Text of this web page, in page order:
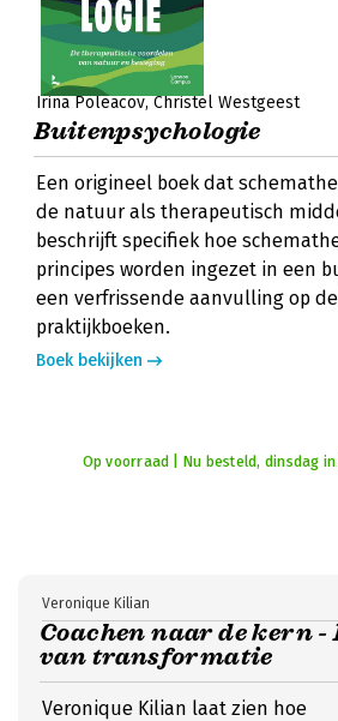
Irina Poleacov Christel Westgeest
Buitenpsychologie
Een origineel boek dat
de natuur als therapeutisch
beschrijft specifiek hoe
principes worden ingezet in een
een verfrissende aanvulling op
praktijkboeken.
Boek bekijken
Op voorraad | Nu besteld, dinsdag
Coachen naar de kern -
van transformatie
Veronique Kilian
Veronique Kilian laat zien hoe